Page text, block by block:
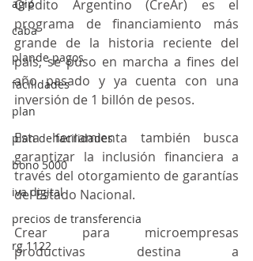
agip
caba
plande pagos
facilidades
plan
plan de facilidades
bono 5000
iva digital
precios de transferencia
rg 1122
Crédito Argentino (CreAr) es el
programa de financiamiento más
grande de la historia reciente del
país, se puso en marcha a fines del
año pasado y ya cuenta con una
inversión de 1 billón de pesos.
Esta herramienta también busca
garantizar la inclusión financiera a
través del otorgamiento de garantías
del Estado Nacional.
Crear para microempresas
productivas destina a